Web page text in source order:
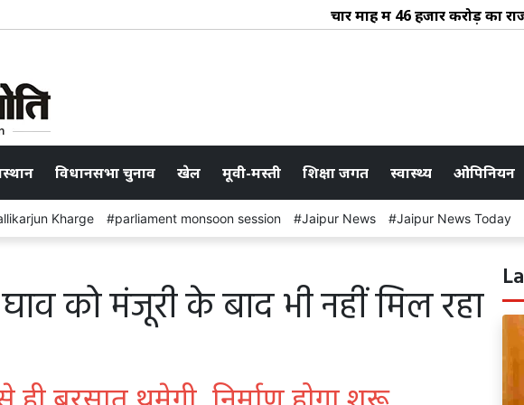
चार माह में 46 हजार करोड़ का राजस्व
विधानसभा चुनाव खेल मूवी-मस्ती शिक्षा जगत स्वास्थ्य ओपिनियन
Kharge parliament monsoon session Jaipur News Jaipur News Today
को मंजूरी के बाद भी नहीं मिल रहा
बरसात थमेगी, निर्माण होगा शुरू